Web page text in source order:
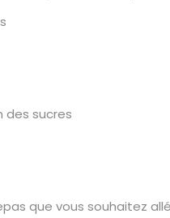
des sucres
que vous souhaitez